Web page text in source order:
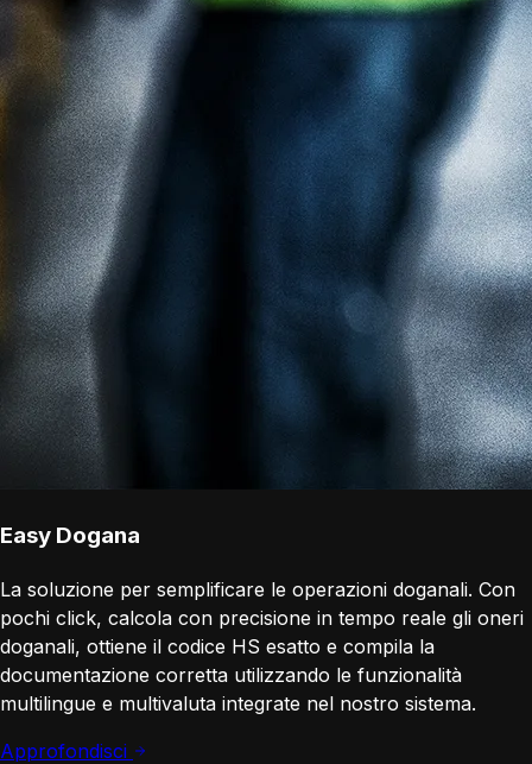
Easy Dogana
La soluzione per semplificare le operazioni doganali. Con
pochi click, calcola con precisione in tempo reale gli oneri
doganali, ottiene il codice HS esatto e compila la
documentazione corretta utilizzando le funzionalità
multilingue e multivaluta integrate nel nostro sistema.
Approfondisci